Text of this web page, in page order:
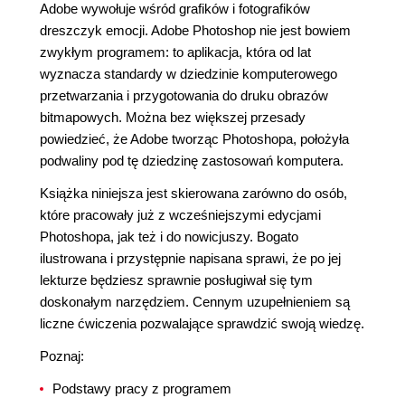
Adobe wywołuje wśród grafików i fotografików
dreszczyk emocji. Adobe Photoshop nie jest bowiem
zwykłym programem: to aplikacja, która od lat
wyznacza standardy w dziedzinie komputerowego
przetwarzania i przygotowania do druku obrazów
bitmapowych. Można bez większej przesady
powiedzieć, że Adobe tworząc Photoshopa, położyła
podwaliny pod tę dziedzinę zastosowań komputera.
Książka niniejsza jest skierowana zarówno do osób,
które pracowały już z wcześniejszymi edycjami
Photoshopa, jak też i do nowicjuszy. Bogato
ilustrowana i przystępnie napisana sprawi, że po jej
lekturze będziesz sprawnie posługiwał się tym
doskonałym narzędziem. Cennym uzupełnieniem są
liczne ćwiczenia pozwalające sprawdzić swoją wiedzę.
Poznaj:
Podstawy pracy z programem